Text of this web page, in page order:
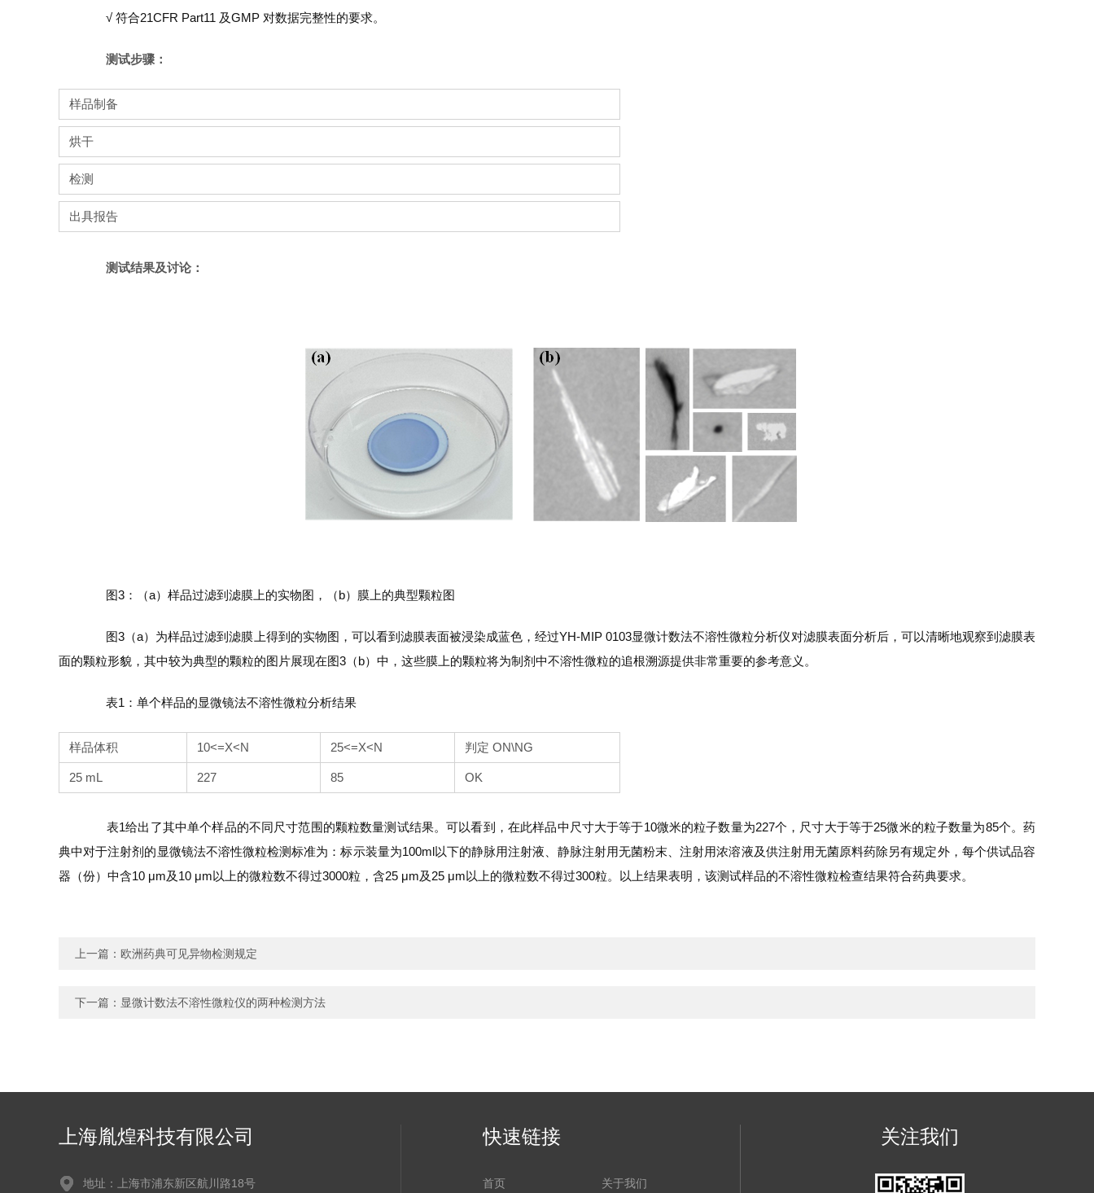
√ 符合21CFR Part11 及GMP 对数据完整性的要求。
测试步骤：
样品制备
烘干
检测
出具报告
测试结果及讨论：
图3：（a）样品过滤到滤膜上的实物图，（b）膜上的典型颗粒图
图3（a）为样品过滤到滤膜上得到的实物图，可以看到滤膜表面被浸染成蓝色，经过YH-MIP 0103显微计数法不溶性微粒分析仪对滤膜表面分析后，可以清晰地观察到滤膜表
面的颗粒形貌，其中较为典型的颗粒的图片展现在图3（b）中，这些膜上的颗粒将为制剂中不溶性微粒的追根溯源提供非常重要的参考意义。
表1：单个样品的显微镜法不溶性微粒分析结果
样品体积 10<=X<N 25<=X<N 判定 ON\NG
25 mL 227 85 OK
表1给出了其中单个样品的不同尺寸范围的颗粒数量测试结果。可以看到，在此样品中尺寸大于等于10微米的粒子数量为227个，尺寸大于等于25微米的粒子数量为85个。药
典中对于注射剂的显微镜法不溶性微粒检测标准为：标示装量为100ml以下的静脉用注射液、静脉注射用无菌粉末、注射用浓溶液及供注射用无菌原料药除另有规定外，每个供试品容
器（份）中含10 μm及10 μm以上的微粒数不得过3000粒，含25 μm及25 μm以上的微粒数不得过300粒。以上结果表明，该测试样品的不溶性微粒检查结果符合药典要求。
上一篇： 欧洲药典可见异物检测规定
下一篇： 显微计数法不溶性微粒仪的两种检测方法
上海胤煌科技有限公司
地址：上海市浦东新区航川路18号
快速链接
首页 关于我们
关注我们